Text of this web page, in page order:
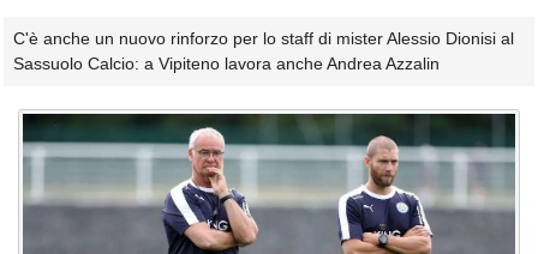
C'è anche un nuovo rinforzo per lo staff di mister Alessio Dionisi al
Sassuolo Calcio: a Vipiteno lavora anche Andrea Azzalin